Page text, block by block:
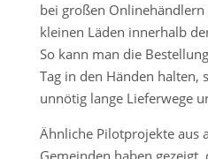
bei großen
kleinen Läden innerhalb
So kann man die
Tag in den Händen halten,
unnötig lange Lieferwege
Ähnliche Pilotprojekte aus
Gemeinden haben gezeigt,